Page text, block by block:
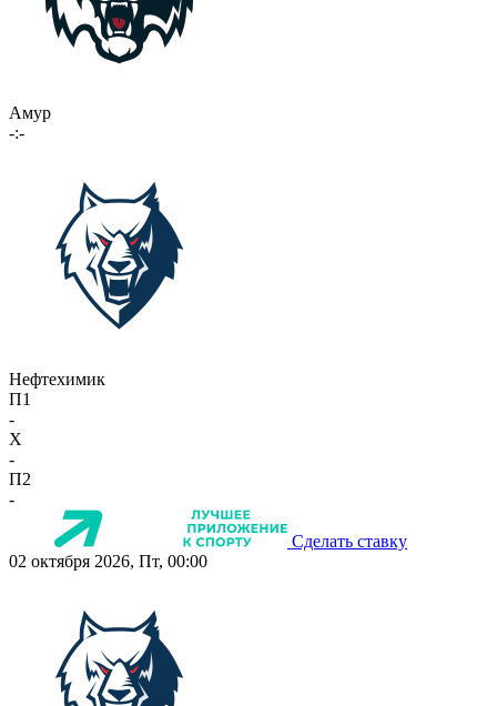
Амур
-:-
Нефтехимик
П1
-
X
-
П2
-
Сделать ставку
02 октября 2026, Пт, 00:00